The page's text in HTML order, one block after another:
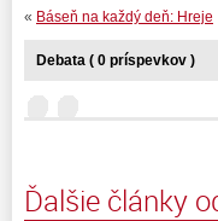
« Báseň na každý deň: Hreje
Debata ( 0 príspevkov )
Ďalšie články